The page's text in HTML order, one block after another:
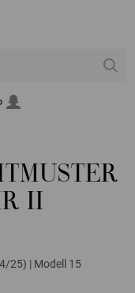
II
25) | Modell 15